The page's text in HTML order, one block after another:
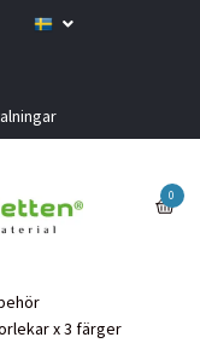
0
x 3 färger